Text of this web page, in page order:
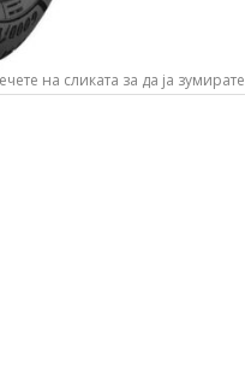
на сликата за да ја зумирате